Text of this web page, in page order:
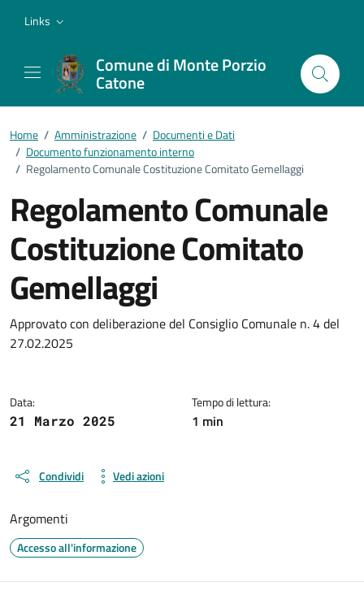
Links
Comune di Monte Porzio
Catone
Home / Amministrazione / Documenti e Dati
/ Documento funzionamento interno
/ Regolamento Comunale Costituzione Comitato Gemellaggi
Regolamento Comunale
Costituzione Comitato
Gemellaggi
Dettagli del documento
Approvato con deliberazione del Consiglio Comunale n. 4 del
27.02.2025
Data:
21 Marzo 2025
Tempo di lettura:
1 min
Condividi Vedi azioni
Argomenti
Accesso all'informazione